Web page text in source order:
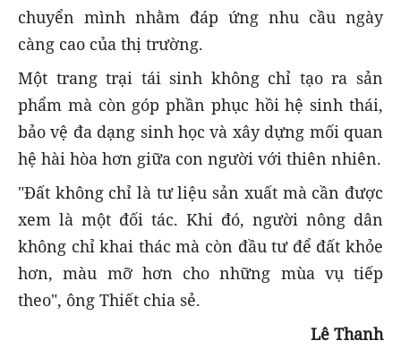
chuyển mình nhằm đáp ứng nhu cầu ngày
càng cao của thị trường.
Một trang trại tái sinh không chỉ tạo ra sản
phẩm mà còn góp phần phục hồi hệ sinh thái,
bảo vệ đa dạng sinh học và xây dựng mối quan
hệ hài hòa hơn giữa con người với thiên nhiên.
"Đất không chỉ là tư liệu sản xuất mà cần được
xem là một đối tác. Khi đó, người nông dân
không chỉ khai thác mà còn đầu tư để đất khỏe
hơn, màu mỡ hơn cho những mùa vụ tiếp
theo", ông Thiết chia sẻ.
Lê Thanh